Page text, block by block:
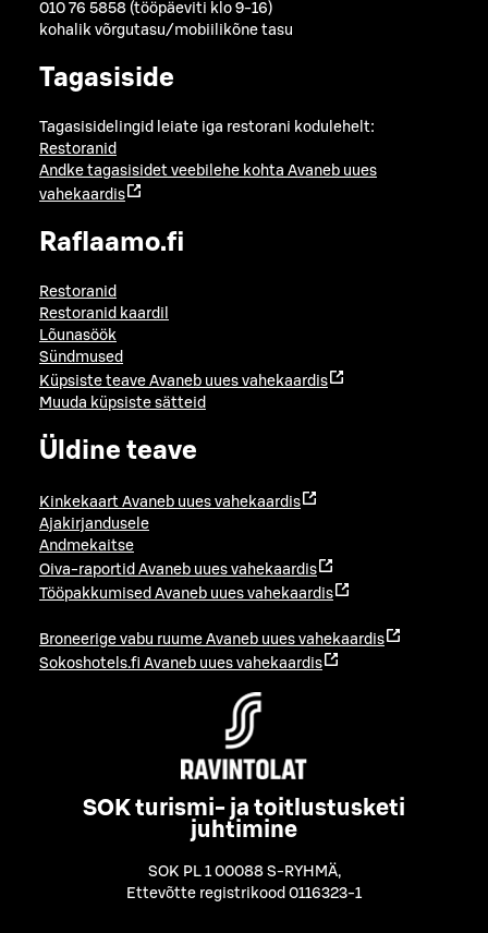
010 76 5858 (tööpäeviti klo 9-16)
kohalik võrgutasu/mobiilikõne tasu
Tagasiside
Tagasisidelingid leiate iga restorani kodulehelt:
Restoranid
Andke tagasisidet veebilehe kohta Avaneb uues
vahekaardis
Raflaamo.fi
Restoranid
Restoranid kaardil
Lõunasöök
Sündmused
Küpsiste teave Avaneb uues vahekaardis
Muuda küpsiste sätteid
Üldine teave
Kinkekaart Avaneb uues vahekaardis
Ajakirjandusele
Andmekaitse
Oiva-raportid Avaneb uues vahekaardis
Tööpakkumised Avaneb uues vahekaardis
Broneerige vabu ruume Avaneb uues vahekaardis
Sokoshotels.fi Avaneb uues vahekaardis
SOK turismi- ja toitlustusketi
juhtimine
SOK PL 1 00088 S-RYHMÄ,
Ettevõtte registrikood 0116323-1